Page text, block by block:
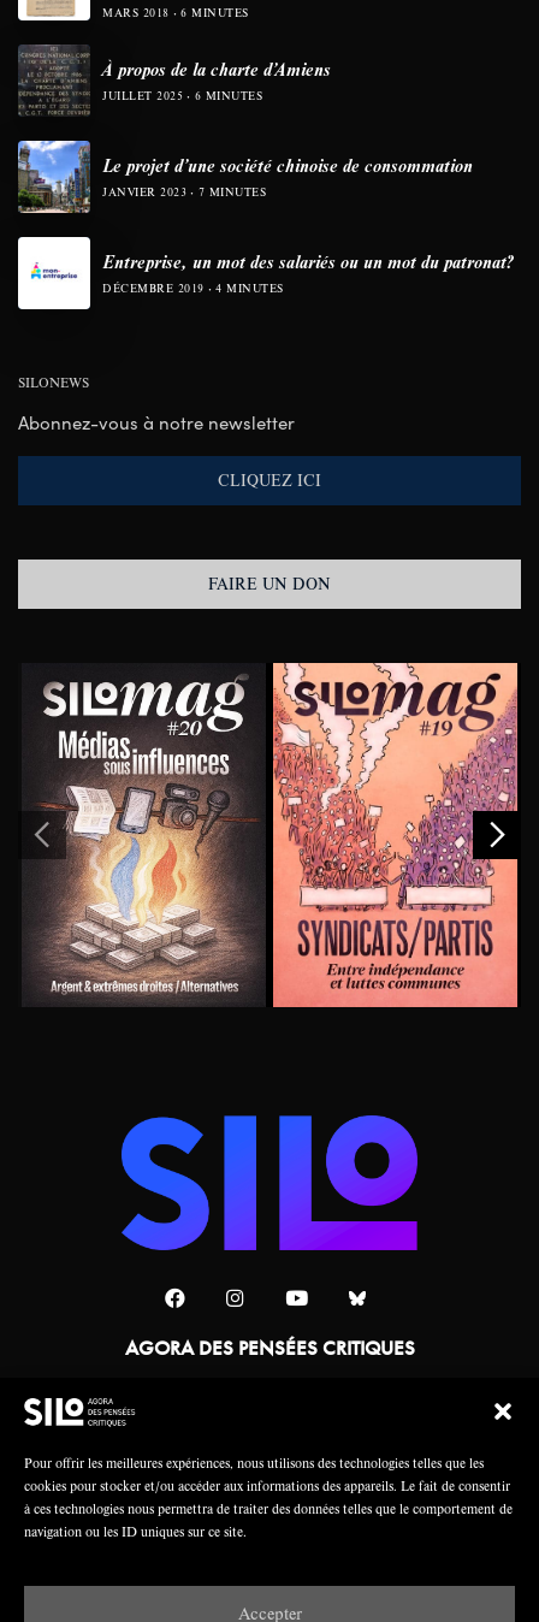
Pour offrir les meilleures expériences, nous utilisons des technologies telles que les
cookies pour stocker et/ou accéder aux informations des appareils. Le fait de consentir
à ces technologies nous permettra de traiter des données telles que le comportement de
navigation ou les ID uniques sur ce site.
Accepter
MARS 2018 6 MINUTES
À propos de la charte d’Amiens
JUILLET 2025 6 MINUTES
Le projet d’une société chinoise de consommation
JANVIER 2023 7 MINUTES
Entreprise, un mot des salariés ou un mot du patronat?
DÉCEMBRE 2019 4 MINUTES
SILONEWS
Abonnez-vous à notre newsletter
CLIQUEZ ICI
FAIRE UN DON
AGORA DES PENSÉES CRITIQUES